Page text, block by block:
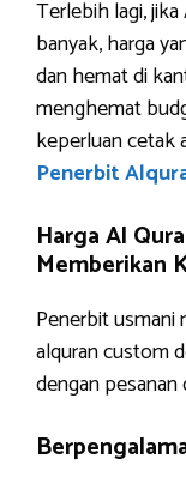
Terlebih lagi,
banyak, harga
dan hemat di
menghemat
keperluan cetak
Penerbit
Harga Al
Memberikan
Penerbit
alquran custom
dengan pesanan